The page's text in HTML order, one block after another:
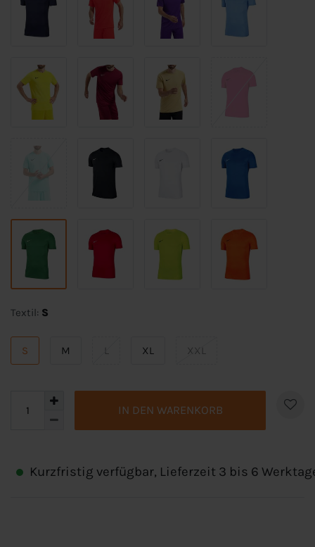
Textil: S
S M XL XXL
IN DEN WARENKORB
Kurzfristig verfügbar, Lieferzeit 3 bis 6